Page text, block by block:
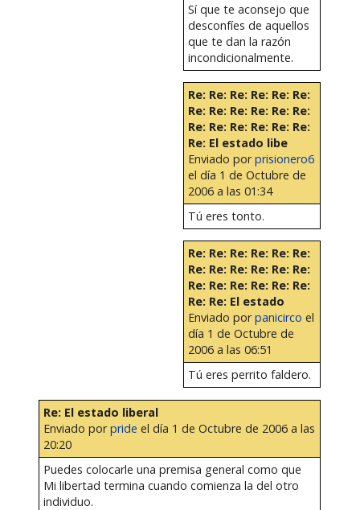
Sí que te aconsejo que
desconfíes de aquellos
que te dan la razón
incondicionalmente.
Re: Re: Re: Re: Re: Re:
Re: Re: Re: Re: Re: Re:
Re: Re: Re: Re: Re: Re:
Re: El estado libe
Enviado porprisionero6
el día 1 de Octubre de
2006 a las 01:34
Tú eres tonto.
Re: Re: Re: Re: Re: Re:
Re: Re: Re: Re: Re: Re:
Re: Re: Re: Re: Re: Re:
Re: Re: El estado
Enviado porpanicirco el
día 1 de Octubre de
2006 a las 06:51
Tú eres perrito faldero.
Re: El estado liberal
Enviado porpride el día 1 de Octubre de 2006 a las
20:20
Puedes colocarle una premisa general como que
Mi libertad termina cuando comienza la del otro
individuo.